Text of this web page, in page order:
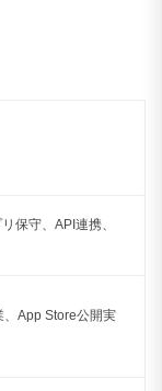
保守、API連携、
、App Store公開実